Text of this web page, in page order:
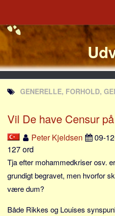
Portal
Udvandrerne.dk
Utvandrerne.no
Utvandrarna.se
Tyskland.dk
England.dk
JLKM.dk
Lande
Tyrkiet
Spanien
Frankrig
GENERELLE, FORHOLD,
Vil De have Censur
Peter Kjeldsen 09-
127 ord
Tja efter mohammedkriser osv.
grundigt begravet, men hvorfor
være dum?
Både Rikkes og Louises